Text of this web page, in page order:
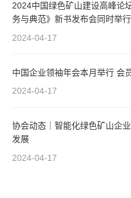
2024中国绿色矿山建设高峰论
务与典范》新书发布会同时举行
2024-04-17
中国企业领袖年会本月举行 会
2024-04-17
协会动态｜智能化绿色矿山企
发展
2024-04-17